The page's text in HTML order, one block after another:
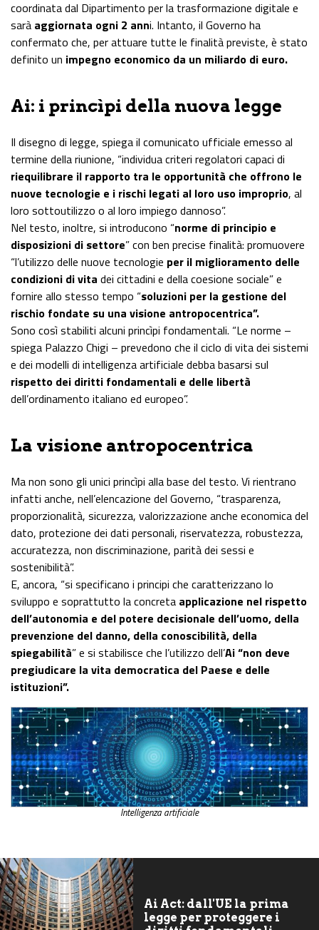
coordinata dal Dipartimento per la trasformazione digitale e
sarà aggiornata ogni 2 anni. Intanto, il Governo ha
confermato che, per attuare tutte le finalità previste, è stato
definito un impegno economico da un miliardo di euro.
Ai: i princìpi della nuova legge
Il disegno di legge, spiega il comunicato ufficiale emesso al
termine della riunione, “individua criteri regolatori capaci di
riequilibrare il rapporto tra le opportunità che offrono le
nuove tecnologie e i rischi legati al loro uso improprio, al
loro sottoutilizzo o al loro impiego dannoso”.
Nel testo, inoltre, si introducono “norme di principio e
disposizioni di settore” con ben precise finalità: promuovere
“l’utilizzo delle nuove tecnologie per il miglioramento delle
condizioni di vita dei cittadini e della coesione sociale” e
fornire allo stesso tempo “soluzioni per la gestione del
rischio fondate su una visione antropocentrica”.
Sono così stabiliti alcuni princìpi fondamentali. “Le norme –
spiega Palazzo Chigi – prevedono che il ciclo di vita dei sistemi
e dei modelli di intelligenza artificiale debba basarsi sul
rispetto dei diritti fondamentali e delle libertà
dell’ordinamento italiano ed europeo”.
La visione antropocentrica
Ma non sono gli unici princìpi alla base del testo. Vi rientrano
infatti anche, nell’elencazione del Governo, “trasparenza,
proporzionalità, sicurezza, valorizzazione anche economica del
dato, protezione dei dati personali, riservatezza, robustezza,
accuratezza, non discriminazione, parità dei sessi e
sostenibilità”.
E, ancora, “si specificano i principi che caratterizzano lo
sviluppo e soprattutto la concreta applicazione nel rispetto
dell’autonomia e del potere decisionale dell’uomo, della
prevenzione del danno, della conoscibilità, della
spiegabilità” e si stabilisce che l’utilizzo dell’Ai “non deve
pregiudicare la vita democratica del Paese e delle
istituzioni”.
Intelligenza artificiale
Ai Act: dall'UE la prima
legge per proteggere i